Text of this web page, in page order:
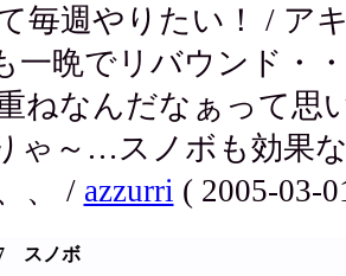
毎週やりたい！ / ア
一晩でリバウンド・
ねなんだなぁって思
ゃ～…スノボも効果
、 / azzurri ( 2005-03-
スノボ